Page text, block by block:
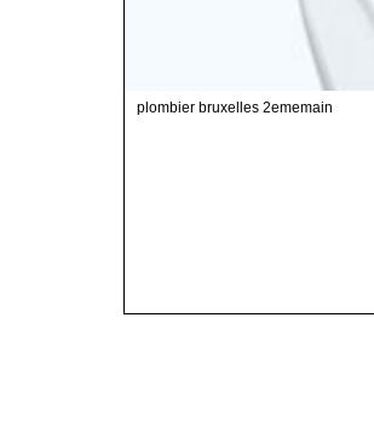
plombier bruxelles 2ememain